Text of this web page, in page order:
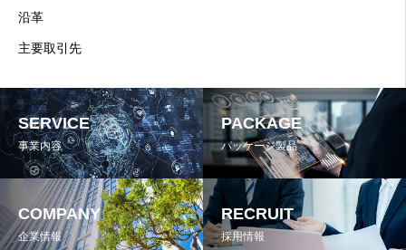
沿革
主要取引先
SERVICE
事業内容
PACKAGE
パッケージ製品
COMPANY
企業情報
RECRUIT
採用情報